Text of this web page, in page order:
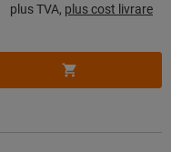
plus TVA, plus cost livrare